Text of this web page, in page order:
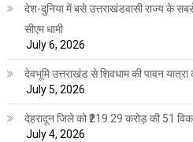
देश-दुनिया में बसे उत्तराखंडवासी राज्य के
सीएम धामी
July 6, 2026
देवभूमि उत्तराखंड से शिवधाम की पावन यात्रा
July 5, 2026
देहरादून जिले को ₹219.29 करोड़ की 51
July 4, 2026